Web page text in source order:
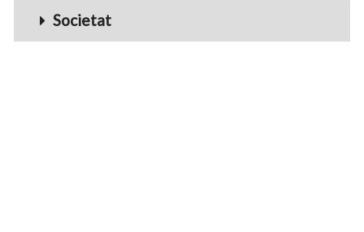
Societat